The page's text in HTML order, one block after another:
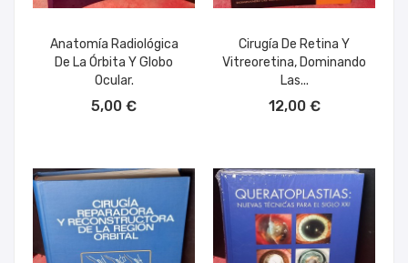
Anatomía Radiológica
De La Órbita Y Globo
Ocular.
5,00 €
Cirugía De Retina Y
Vitreoretina, Dominando
Las...
12,00 €